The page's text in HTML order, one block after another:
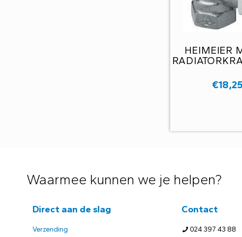
HEIMEIER
€18,25
Waarmee kunnen we je helpen?
Direct aan de slag
Verzending
Contact
024 397 43 88